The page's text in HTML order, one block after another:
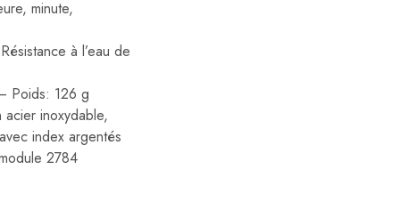
minute,
à l’eau de
Poids: 126 g
inoxydable,
index argentés
2784